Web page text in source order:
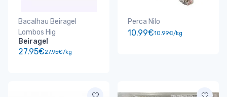
Bacalhau Beiragel
Lombos Hig
Beiragel
27.95€27.95€/kg
Perca Nilo
10.99€10.99€/kg